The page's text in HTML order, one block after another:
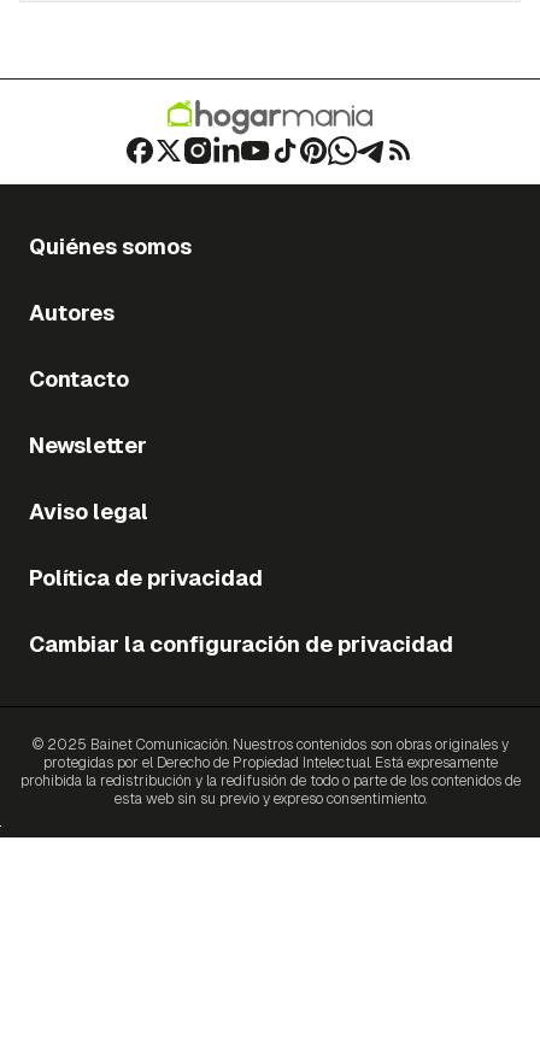
Quiénes somos
Autores
Contacto
Newsletter
Aviso legal
Política de privacidad
Cambiar la configuración de privacidad
© 2025 Bainet Comunicación. Nuestros contenidos son obras originales y
protegidas por el Derecho de Propiedad Intelectual. Está expresamente
prohibida la redistribución y la redifusión de todo o parte de los contenidos de
esta web sin su previo y expreso consentimiento.